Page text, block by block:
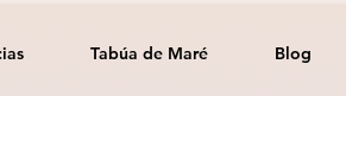
Tabúa de Maré Blog